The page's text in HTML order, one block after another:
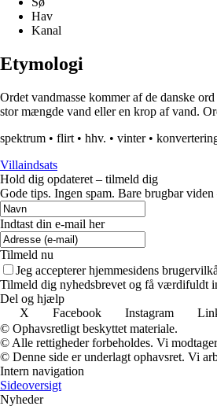
Hav
Kanal
Etymologi
Ordet vandmasse kommer af de danske
stor mængde vand eller en krop af vand.
spektrum • flirt • hhv. • vinter•
Villaindsats
Hold dig opdateret – tilmeld dig
Gode tips. Ingen spam. Bare brugbar viden
Indtast din e-mail her
Tilmeld nu
Jeg accepterer hjemmesidens
Tilmeld dig nyhedsbrevet og få værdifuldt
Del og hjælp
X
Facebook Instagram
© Ophavsretligt beskyttet materiale.
© Alle rettigheder forbeholdes. Vi
© Denne side er underlagt ophavsret. Vi
Intern navigation
Sideoversigt
Nyheder